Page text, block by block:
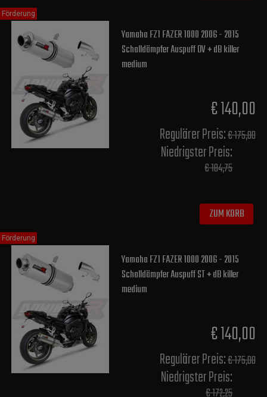
Yamaha FZ1 FAZER 1000 2006 - 2015
Schalldämpfer Auspuff OV + dB killer
medium
€ 140,00
Regulärer Preis:€ 175,00
Niedrigster Preis:
€ 184,75
ZUM KORB
Förderung
Yamaha FZ1 FAZER 1000 2006 - 2015
Schalldämpfer Auspuff ST + dB killer
medium
€ 140,00
Regulärer Preis:€ 175,00
Niedrigster Preis:
€ 172,25
Förderung